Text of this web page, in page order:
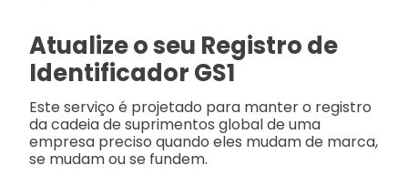
Atualize o seu Registro de
Identificador GS1
Este serviço é projetado para manter o registro
da cadeia de suprimentos global de uma
empresa preciso quando eles mudam de marca,
se mudam ou se fundem.